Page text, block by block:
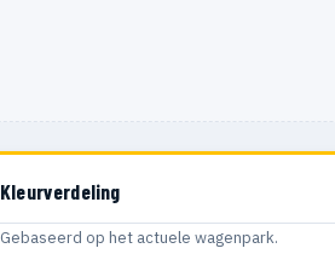
Kleurverdeling
Gebaseerd op het actuele wagenpark.